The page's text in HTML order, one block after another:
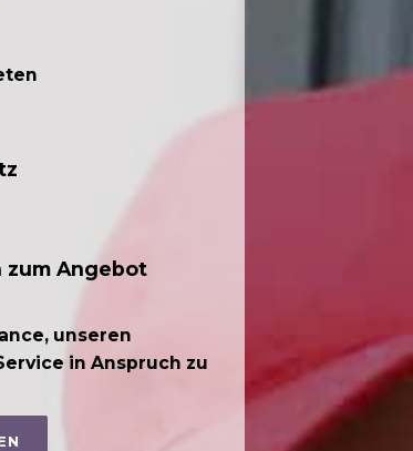
zum Angebot
unseren
in Anspruch zu